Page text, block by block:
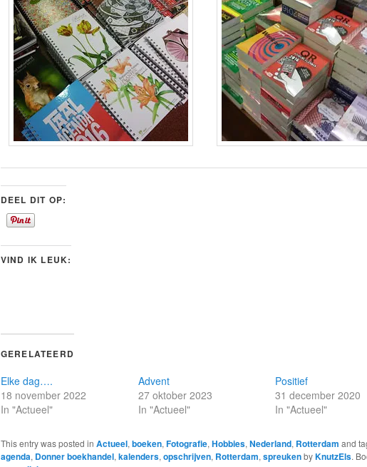
DEEL DIT OP:
VIND IK LEUK:
GERELATEERD
Elke dag….
18 november 2022
In "Actueel"
Advent
27 oktober 2023
In "Actueel"
Positief
31 december 2020
In "Actueel"
This entry was posted in Actueel,boeken,Fotografie,Hobbies,Nederland, Rotterdam and
agenda, Donner boekhandel,kalenders,opschrijven, Rotterdam,spreukenbyKnutzEls.